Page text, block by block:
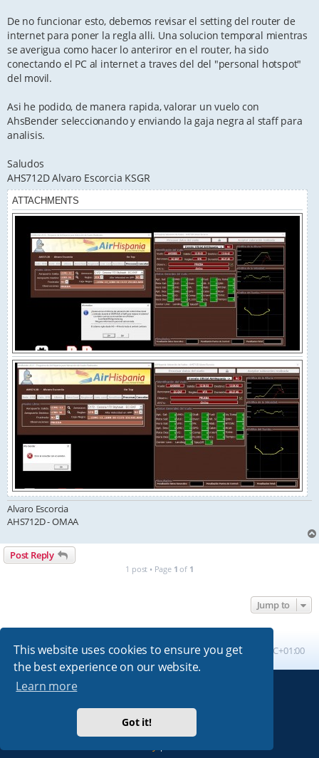
This website uses cookies to ensure you get
the best experience on our website.
Learn more
Got it!
De no funcionar esto, debemos revisar el setting del router de
internet para poner la regla alli. Una solucion temporal mientras
se averigua como hacer lo anteriror en el router, ha sido
conectando el PC al internet a traves del del "personal hotspot"
del movil.
Asi he podido, de manera rapida, valorar un vuelo con
AhsBender seleccionando y enviando la gaja negra al staff para
analisis.
Saludos
AHS712D Alvaro Escorcia KSGR
ATTACHMENTS
Alvaro Escorcia
AHS712D - OMAA
Post Reply
1 post • Page 1 of 1
Jump to
Board index All times are UTC+01:00
Absolution style by
Premium phpBB Styles